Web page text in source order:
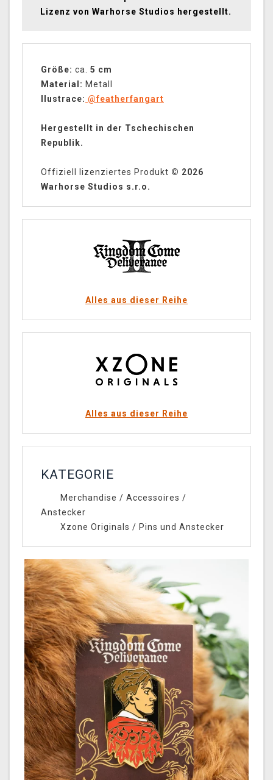
Lizenz von Warhorse Studios hergestellt.
Größe: ca. 5 cm
Material: Metall
Ilustrace: @featherfangart
Hergestellt in der Tschechischen
Republik.
Offiziell lizenziertes Produkt © 2026
Warhorse Studios s.r.o.
Alles aus dieser Reihe
Alles aus dieser Reihe
KATEGORIE
Merchandise / Accessoires /
Anstecker
Xzone Originals / Pins und Anstecker